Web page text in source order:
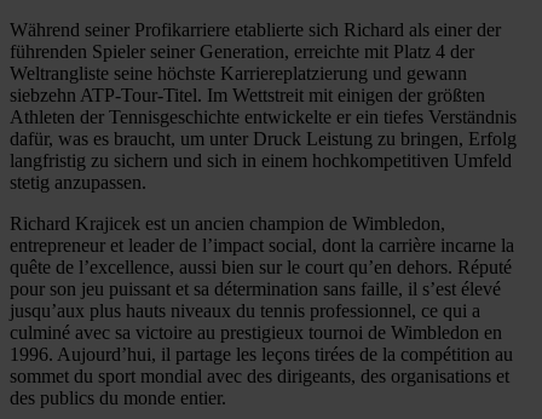
Während seiner Profikarriere etablierte sich Richard als einer der
führenden Spieler seiner Generation, erreichte mit Platz 4 der
Weltrangliste seine höchste Karriereplatzierung und gewann
siebzehn ATP-Tour-Titel. Im Wettstreit mit einigen der größten
Athleten der Tennisgeschichte entwickelte er ein tiefes Verständnis
dafür, was es braucht, um unter Druck Leistung zu bringen, Erfolg
langfristig zu sichern und sich in einem hochkompetitiven Umfeld
stetig anzupassen.
Richard Krajicek est un ancien champion de Wimbledon,
entrepreneur et leader de l’impact social, dont la carrière incarne la
quête de l’excellence, aussi bien sur le court qu’en dehors. Réputé
pour son jeu puissant et sa détermination sans faille, il s’est élevé
jusqu’aux plus hauts niveaux du tennis professionnel, ce qui a
culminé avec sa victoire au prestigieux tournoi de Wimbledon en
1996. Aujourd’hui, il partage les leçons tirées de la compétition au
sommet du sport mondial avec des dirigeants, des organisations et
des publics du monde entier.